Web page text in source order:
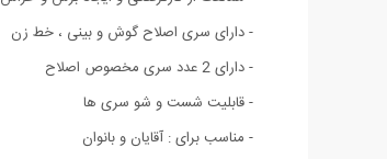
- دارای سری اصلاح گوش و بینی ، خط زن
- دارای 2 عدد سری مخصوص اصلاح
- قابلیت شست و شو سری ها
- مناسب برای : آقایان و بانوان